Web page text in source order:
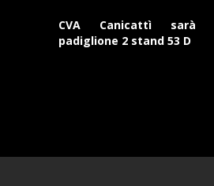
CVA Canicattì sarà
padiglione 2 stand 53 D